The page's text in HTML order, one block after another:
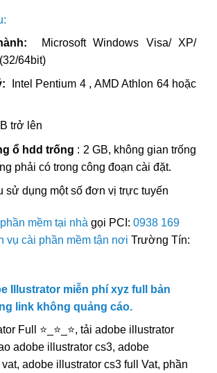
Microsoft Windows Visa/ XP/
64bit)
Intel Pentium 4 , AMD Athlon 64 hoặc
trở lên
ổ hdd trống : 2 GB, không gian trống
phải có trong công đoạn cài đặt.
sử dụng một số đơn vị trực tuyến
mềm tại nhà gọi PCI: 0938 169
vụ cài phần mềm tận nơi Trường Tín:
Illustrator miễn phí xyz full bản
link không quảng cáo.
Full ⭐_⭐_⭐, tải adobe illustrator
adobe illustrator cs3, adobe
adobe illustrator cs3 full Vat, phần